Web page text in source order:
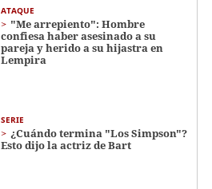
ATAQUE
"Me arrepiento": Hombre
confiesa haber asesinado a su
pareja y herido a su hijastra en
Lempira
SERIE
¿Cuándo termina "Los Simpson"?
Esto dijo la actriz de Bart